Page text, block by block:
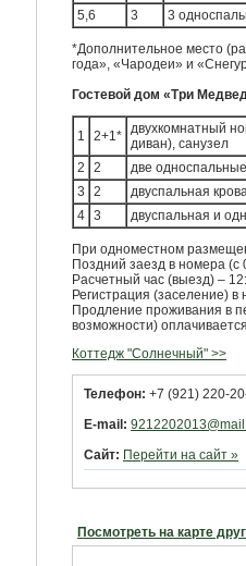
5,6
3 3
*Дополнительное место
года», «Чародеи» и
Гостевой дом «Три
1 2+1* двухкомнатный
диван), санузел
2
2
две
3
2
двуспальная
4 3 двуспальная и
При одноместном
Поздний заезд в номера (с
Расчетный час (выезд) –
Регистрация (заселение)
Продление проживания в
возможности)
Коттедж "Солнечный" >>
Телефон: +7 (921) 220-
E-mail:
Сайт: Перейти на сайт »
Посмотреть на карте